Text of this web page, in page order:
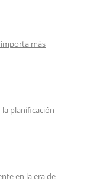
más
planificación
en la era de